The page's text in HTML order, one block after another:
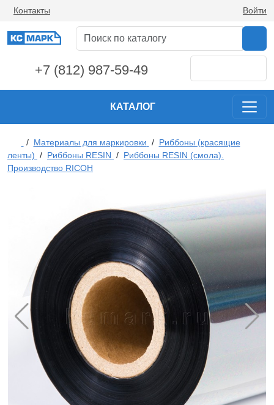
Контакты Войти
+7 (812) 987-59-49
КАТАЛОГ
/ Материалы для маркировки / Риббоны (красящие
ленты) / Риббоны RESIN / Риббоны RESIN (смола).
Производство RICOH